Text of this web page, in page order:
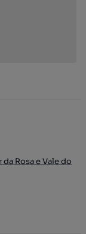
Rosa e Vale do